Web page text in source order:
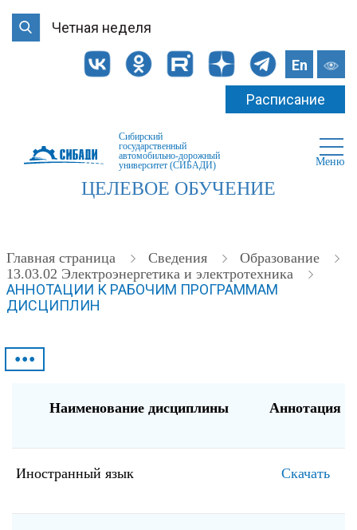
Четная неделя
En
Расписание
Сибирский
государственный
автомобильно-дорожный
университет (СИБАДИ)
Меню
ЦЕЛЕВОЕ ОБУЧЕНИЕ
Главная страница Cведения
Образование
13.03.02 Электроэнергетика и электротехника
АННОТАЦИИ К РАБОЧИМ ПРОГРАММАМ
ДИСЦИПЛИН
•••
Наименование дисциплины Аннотация
Иностранный язык Скачать